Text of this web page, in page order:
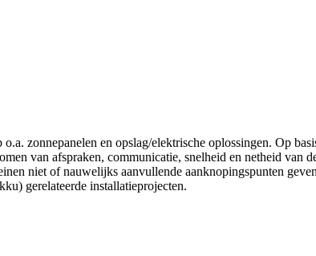
zonnepanelen en opslag/elektrische oplossingen. Op
van afspraken, communicatie, snelheid en netheid van
niet of nauwelijks aanvullende aanknopingspunten
gerelateerde installatieprojecten.